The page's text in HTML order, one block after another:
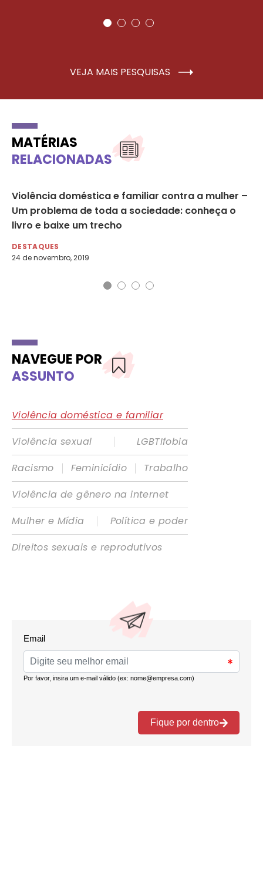
VEJA MAIS PESQUISAS
MATÉRIAS
RELACIONADAS
Violência doméstica e familiar contra a mulher –
Um problema de toda a sociedade: conheça o
livro e baixe um trecho
DESTAQUES
24 de novembro, 2019
NAVEGUE POR
ASSUNTO
Violência doméstica e familiar
Violência sexual
|
LGBTIfobia
Racismo
| Feminicídio |
Trabalho
Violência de gênero na internet
Mulher e Mídia
|
Política e poder
Direitos sexuais e reprodutivos